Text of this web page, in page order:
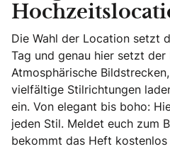
Die Wahl der Location setzt
Tag und genau hier setzt der
Atmosphärische
vielfältige Stilrichtungen
ein. Von elegant bis boho:
jeden Stil. Meldet euch zum
bekommt das Heft